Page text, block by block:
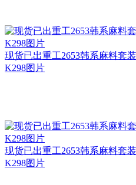
现货已出重工2653韩系麻料套
K298图片
现货已出重工2653韩系麻料套
K298图片